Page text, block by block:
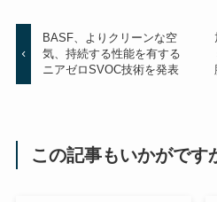
BASF、よりクリーンな空
気、持続する性能を有する
ニアゼロSVOC技術を発表
この記事もいかがです